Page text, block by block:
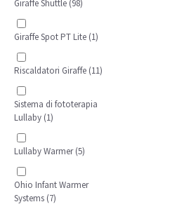
Giraffe Shuttle (98)
Giraffe Spot PT Lite (1)
Riscaldatori Giraffe (11)
Sistema di fototerapia
Lullaby (1)
Lullaby Warmer (5)
Ohio Infant Warmer
Systems (7)